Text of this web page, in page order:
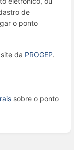
de
o ponto
da PROGEP.
sobre o ponto